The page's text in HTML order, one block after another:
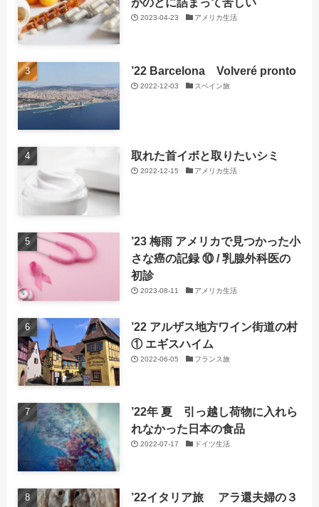
2023-04-23 アメリカ生活
’22 Barcelona Volveré pronto
2022-12-03 スペイン旅
取れた首イボと取りたいシミ
2022-12-15 アメリカ生活
’23 梅雨 アメリカで見つかった小
さな癌の記録 ⑩ / 乳腺外科医の
初診
2023-08-11 アメリカ生活
’22 アルザス地方ワイン街道の村
① エギスハイム
2022-06-05 フランス旅
’22年 夏 引っ越し荷物に入れら
れなかった日本の食品
2022-07-17 ドイツ生活
’22イタリア旅 アラ還夫婦の３